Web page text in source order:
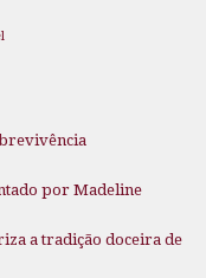
por Madeline
a tradição doceira de